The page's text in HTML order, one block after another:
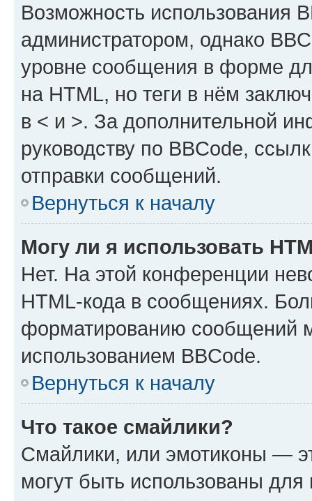
Возможность использования
администратором, однако
уровне сообщения в форме
на HTML, но теги в нём
в < и >. За дополнительной
руководству по BBCode,
отправки сообщений.
Вернуться к началу
Могу ли я использовать
Нет. На этой конференции
HTML-кода в сообщениях.
форматированию сообщений
использованием BBCode.
Вернуться к началу
Что такое смайлики?
Смайлики, или эмотиконы —
могут быть использованы